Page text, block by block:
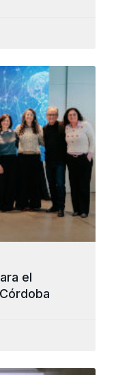
el